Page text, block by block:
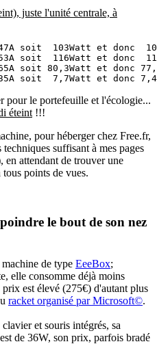
juste l'unité centrale, à
soit  103Watt et donc
soit  116Watt et donc
soit 80,3Watt et donc
pour le portefeuille et l'écologie...
éteint !!!
pour héberger chez Free.fr,
suffisant à mes pages
en attendant de trouver une
points de vues.
le bout de son nez
de type EeeBox;
elle consomme déjà moins
est élevé (275€) d'autant plus
racket organisé par Microsoft©.
et souris intégrés, sa
de 36W, son prix, parfois bradé